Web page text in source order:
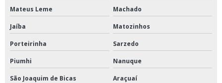
Mateus Leme Machado
Jaíba Matozinhos
Porteirinha Sarzedo
Piumhi Nanuque
São Joaquim de Bicas Araçuaí